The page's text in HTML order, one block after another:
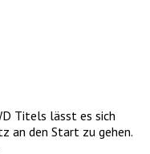
Titels lässt es sich
an den Start zu gehen.